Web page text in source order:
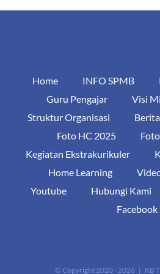
Home INFO SPMB
Guru Pengajar
Visi
Struktur Organisasi
Foto HC 2025
Kegiatan Ekstrakurikuler
Home Learning
Youtube
Hubungi Kami
Facebook
© Copyright 2020 - 2026 | KB